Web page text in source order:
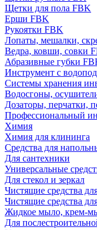
Щетки для пола FBK
Ерши FBK
Рукоятки FBK
Лопаты, мешалки,
Ведра, ковши, совки
Абразивные губки
Инструмент с
Системы хранения
Водосгоны,
Дозаторы, перчатки,
Профессиональный
Химия
Химия для клининга
Средства для
Для сантехники
Универсальные
Для стекол и зеркал
Чистящие средства
Чистящие средства
Жидкое мыло, крем-
Для